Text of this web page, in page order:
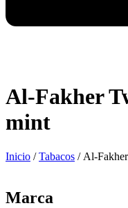
Al-Fakher
mint
Inicio /Tabacos / Al-
Marca